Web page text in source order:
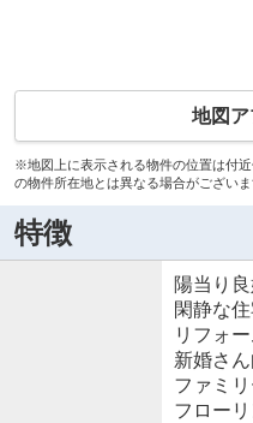
地図ア
※地図上に表示される物件の位置は付
の物件所在地とは異なる場合がございま
特徴
陽当り
閑静な
リフォ
新婚さ
ファミ
フロー